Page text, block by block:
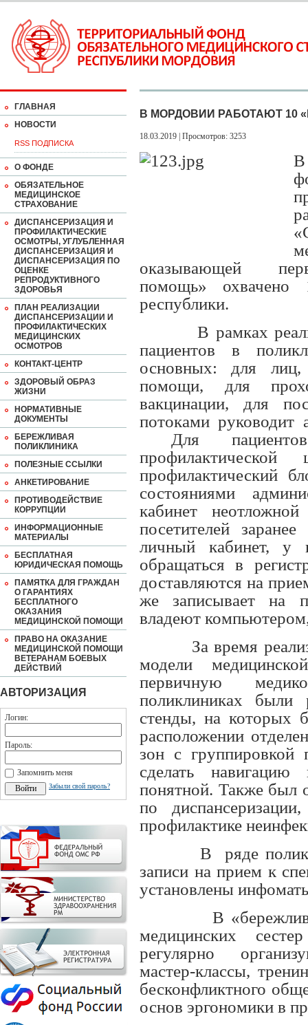
ГЛАВНАЯ
НОВОСТИ
RSS ПОДПИСКА
О ФОНДЕ
ОБЯЗАТЕЛЬНОЕ
МЕДИЦИНСКОЕ
СТРАХОВАНИЕ
ДИСПАНСЕРИЗАЦИЯ И
ПРОФИЛАКТИЧЕСКИЕ
ОСМОТРЫ, УГЛУБЛЕННАЯ
ДИСПАНСЕРИЗАЦИЯ И
ДИСПАНСЕРИЗАЦИЯ ПО
ОЦЕНКЕ
РЕПРОДУКТИВНОГО
ЗДОРОВЬЯ
ПЛАН РЕАЛИЗАЦИИ
ДИСПАНСЕРИЗАЦИИ И
ПРОФИЛАКТИЧЕСКИХ
МЕДИЦИНСКИХ
ОСМОТРОВ
КОНТАКТ-ЦЕНТР
ЗДОРОВЫЙ ОБРАЗ
ЖИЗНИ
НОРМАТИВНЫЕ
ДОКУМЕНТЫ
БЕРЕЖЛИВАЯ
ПОЛИКЛИНИКА
ПОЛЕЗНЫЕ ССЫЛКИ
АНКЕТИРОВАНИЕ
ПРОТИВОДЕЙСТВИЕ
КОРРУПЦИИ
ИНФОРМАЦИОННЫЕ
МАТЕРИАЛЫ
БЕСПЛАТНАЯ
ЮРИДИЧЕСКАЯ ПОМОЩЬ
ПАМЯТКА ДЛЯ ГРАЖДАН
О ГАРАНТИЯХ
БЕСПЛАТНОГО
ОКАЗАНИЯ
МЕДИЦИНСКОЙ ПОМОЩИ
ПРАВО НА ОКАЗАНИЕ
МЕДИЦИНСКОЙ ПОМОЩИ
ВЕТЕРАНАМ БОЕВЫХ
ДЕЙСТВИЙ
АВТОРИЗАЦИЯ
Логин:
Пароль:
Запомнить меня
Забыли свой пароль?
В МОРДОВИИ РАБОТАЮТ 10
18.03.2019 | Просмотров: 3253
В
оказывающей
помощь» охвачено
республики.
В рамках
пациентов в
основных: для
помощи, для
вакцинации, для
потоками руководит
Для
профилактический
состояниями
кабинет
посетителей
личный кабинет, у
обращаться в
доставляются на
же записывает на
владеют
За время
модели
первичную
поликлиниках были
стенды, на которых
расположении
зон с группировкой
сделать
понятной. Также был
по
профилактике
В
ряде
записи на прием к
установлены
В
медицинских
регулярно
мастер-классы,
бесконфликтного
основ эргономики в